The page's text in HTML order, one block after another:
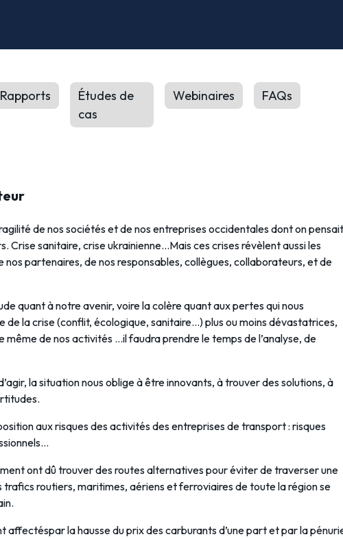
Rapports
Études de
cas
Webinaires FAQs
de nos sociétés et de nos entreprises occidentales dont on pensait
Crise sanitaire, crise ukrainienne…Mais ces crises révèlent aussi les
partenaires, de nos responsables, collègues, collaborateurs, et de
quant à notre avenir, voire la colère quant aux pertes qui nous
la crise (conflit, écologique, sanitaire…) plus ou moins dévastatrices,
de nos activités …il faudra prendre le temps de l’analyse, de
la situation nous oblige à être innovants, à trouver des solutions, à
aux risques des activités des entreprises de transport : risques
ont dû trouver des routes alternatives pour éviter de traverser une
routiers, maritimes, aériens et ferroviaires de toute la région se
la hausse du prix des carburants d’une part et par la